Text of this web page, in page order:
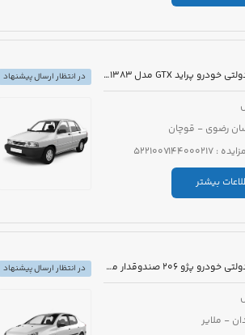
مزایده دولتی خودرو پراید GTX مدل 1383 رنگ سفید
رضوی - قوچان
بیشتر
در انتظار ارسال پیشنهاد
مزایده دولتی خودرو پژو 206 صندوقدار مدل 1390 رنگ سفید روغنی
- ملایر
در انتظار ارسال پیشنهاد